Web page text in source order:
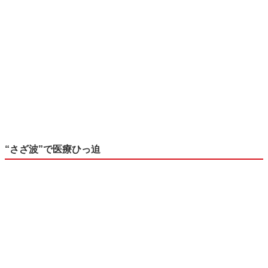
“さざ波”で医療ひっ迫